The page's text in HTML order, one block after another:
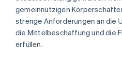
gemeinnützigen
strenge Anforderungen an die
die Mittelbeschaffung und die
erfüllen.